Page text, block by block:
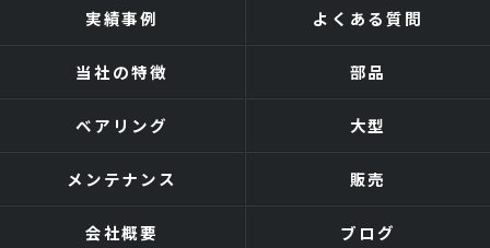
実績事例 よくある質問
当社の特徴 部品
ベアリング 大型
メンテナンス 販売
会社概要 ブログ